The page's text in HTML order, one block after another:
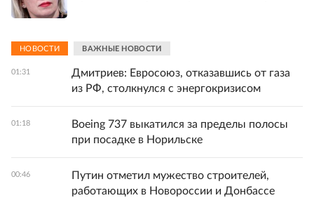
НОВОСТИ ВАЖНЫЕ НОВОСТИ
01:31
Дмитриев: Евросоюз, отказавшись от газа
из РФ, столкнулся с энергокризисом
01:18
Boeing 737 выкатился за пределы полосы
при посадке в Норильске
00:46
Путин отметил мужество строителей,
работающих в Новороссии и Донбассе